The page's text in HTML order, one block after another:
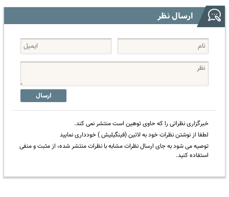
ارسال نظر
ارسال
خبرگزاری نظراتی را که حاوی توهین است منتشر نمی کند.
لطفا از نوشتن نظرات خود به لاتین (فینگیلیش ) خودداری نمایید
توصیه می شود به جای ارسال نظرات مشابه با نظرات منتشر شده، از مثبت و منفی
استفاده کنید.